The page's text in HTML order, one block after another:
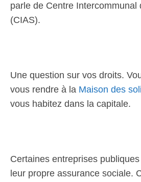
parle de Centre Intercommunal
(CIAS).
Une question sur vos droits.
vous rendre à la Maison des
vous habitez dans la capitale.
Certaines entreprises
leur propre assurance sociale.